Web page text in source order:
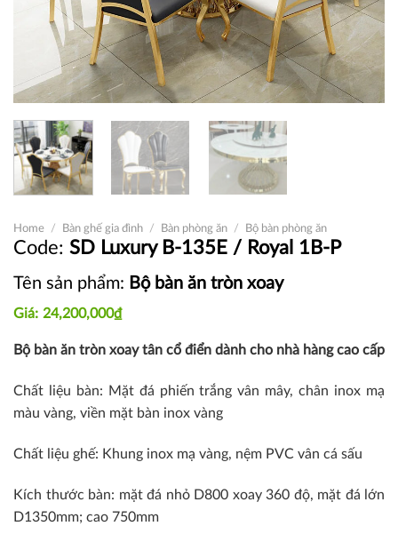
Home / Bàn ghế gia đình / Bàn phòng ăn / Bộ bàn phòng ăn
SD Luxury B-135E / Royal 1B-P
Tên sản phẩm: Bộ bàn ăn tròn xoay
24,200,000₫
Bộ bàn ăn tròn xoay tân cổ điển dành cho nhà hàng cao cấp
Chất liệu bàn: Mặt đá phiến trắng vân mây, chân inox mạ
màu vàng, viền mặt bàn inox vàng
Chất liệu ghế: Khung inox mạ vàng, nệm PVC vân cá sấu
Kích thước bàn: mặt đá nhỏ D800 xoay 360 độ, mặt đá lớn
D1350mm; cao 750mm